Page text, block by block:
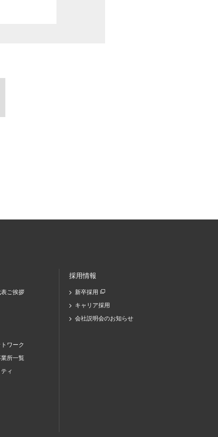
ご挨拶
ワーク
所一覧
ィ
採用情報
新卒採用
キャリア採用
会社説明会のお知らせ